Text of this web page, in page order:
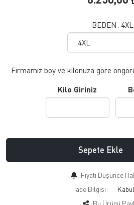
BEDEN: 4XL
Firmamız boy ve kilonuza göre
Kilo Giriniz
Sepete Ekle
Fiyatı Düşünce
İade Bilgisi: